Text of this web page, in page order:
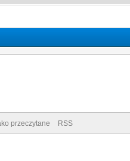
przeczytane RSS